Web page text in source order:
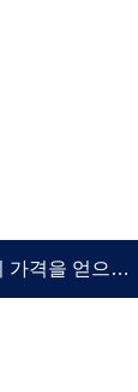
가격을 얻으십